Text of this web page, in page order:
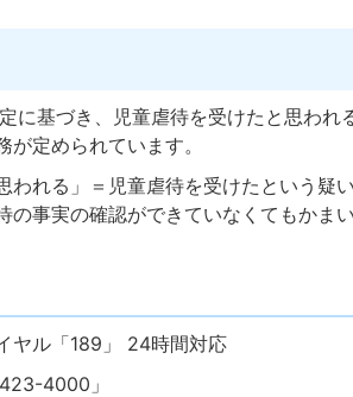
に基づき、児童虐待を受けたと思われ
定められています。
われる」＝児童虐待を受けたという疑
の事実の確認ができていなくてもかまい
ヤル「189」 24時間対応
4000」